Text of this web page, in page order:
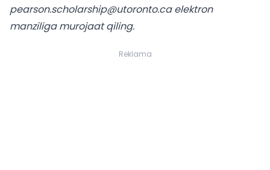
pearson.scholarship@utoronto.caelektron
manziliga murojaat qiling.
Reklama